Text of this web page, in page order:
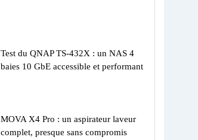
Test du QNAP TS-432X : un NAS 4
baies 10 GbE accessible et performant
MOVA X4 Pro : un aspirateur laveur
complet, presque sans compromis